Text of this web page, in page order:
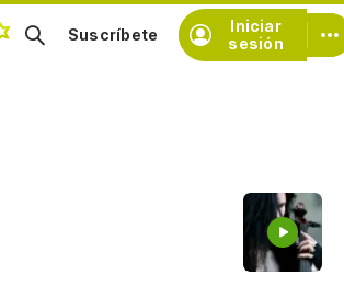
Iniciar
sesión
Suscríbete